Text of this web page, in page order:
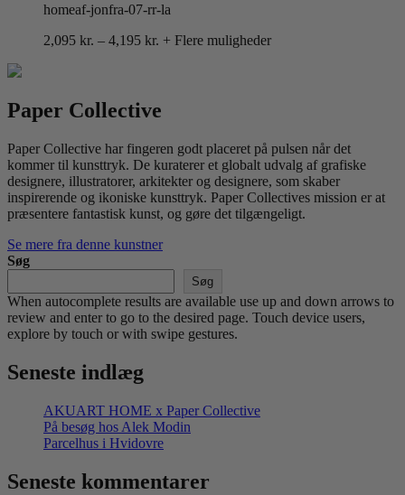
homeaf-jonfra-07-rr-la
2,095 kr. – 4,195 kr. Prisinterval:
+ Flere muligheder
Paper Collective
Paper Collective har fingeren godt placeret på pulsen når det
kommer til kunsttryk. De kuraterer et globalt udvalg af grafiske
designere, illustratorer, arkitekter og designere, som skaber
inspirerende og ikoniske kunsttryk. Paper Collectives mission er at
præsentere fantastisk kunst, og gøre det tilgængeligt.
Se mere fra denne kunstner
Søg
Søg
When autocomplete results are available use up and down arrows to
review and enter to go to the desired page. Touch device users,
explore by touch or with swipe gestures.
Seneste indlæg
AKUART HOME x Paper Collective
På besøg hos Alek Modin
Parcelhus i Hvidovre
Seneste kommentarer